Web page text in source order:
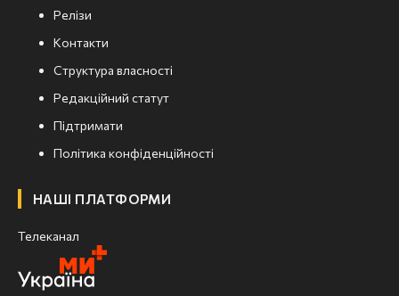
Релізи
Контакти
Структура власності
Редакційний статут
Підтримати
Політика конфіденційності
НАШІ ПЛАТФОРМИ
Телеканал